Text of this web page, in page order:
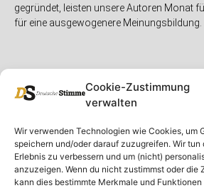
Cookie-Zustimmung
verwalten
Wir verwenden Technologien wie Cookies, um
speichern und/oder darauf zuzugreifen. Wir tun
Erlebnis zu verbessern und um (nicht)
anzuzeigen. Wenn du nicht zustimmst oder die
kann dies bestimmte Merkmale und
gegründet, leisten unsere Autoren Monat
für eine ausgewogenere Meinungsbildung.
Unser Magazin
Spenden
Ausgaben
Rubriken
Deutschland
Ausland